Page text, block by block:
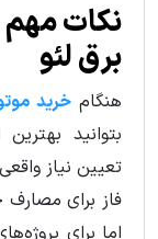
نکات مهم
برق لئو
هنگامخرید
بتوانید
تعیین نیاز
فاز برای
اما برای